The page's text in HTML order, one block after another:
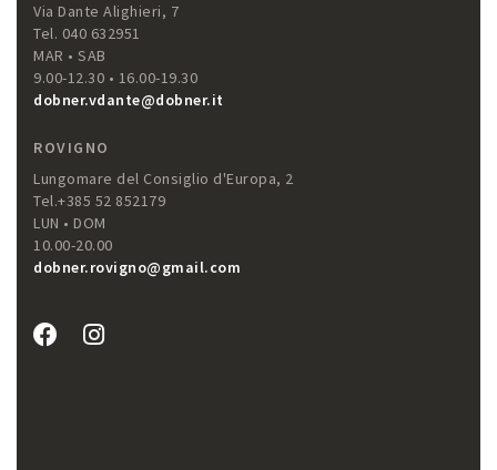
Via Dante Alighieri, 7
Tel. 040 632951
MAR • SAB
9.00-12.30 • 16.00-19.30
dobner.vdante@dobner.it
ROVIGNO
Lungomare del Consiglio d'Europa, 2
Tel.+385 52 852179
LUN • DOM
10.00-20.00
dobner.rovigno@gmail.com